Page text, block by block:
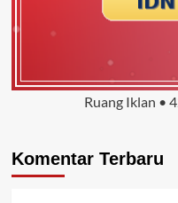
Ruang Iklan •
Komentar Terbaru